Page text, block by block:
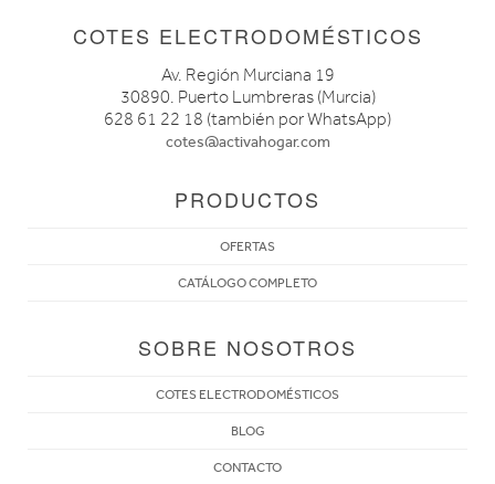
COTES ELECTRODOMÉSTICOS
Av. Región Murciana 19
30890. Puerto Lumbreras (Murcia)
628 61 22 18 (también por WhatsApp)
cotes@activahogar.com
PRODUCTOS
OFERTAS
CATÁLOGO COMPLETO
SOBRE NOSOTROS
COTES ELECTRODOMÉSTICOS
BLOG
CONTACTO